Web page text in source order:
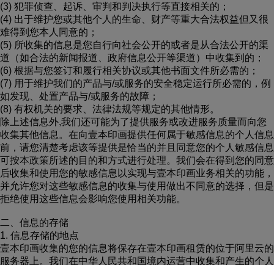
(3) 犯罪侦查、起诉、审判和判决执行等直接相关的；
(4) 出于维护您或其他个人的生命、财产等重大合法权益但又很
难得到您本人同意的；
(5) 所收集的信息是您自行向社会公开的或者是从合法公开的渠
道（如合法的新闻报道、政府信息公开等渠道）中收集到的；
(6) 根据与您签订和履行相关协议或其他书面文件所必需的；
(7) 用于维护我们的产品与/或服务的安全稳定运行所必需的，例
如发现、处置产品与/或服务的故障；
(8) 有权机关的要求、法律法规等规定的其他情形。
除上述信息外,我们还可能为了提供服务或改进服务质量而向您
收集其他信息。在向壹本印画提供任何属于敏感信息的个人信息
前，请您清楚考虑该等提供是恰当的并且同意您的个人敏感信息
可按本政策所述的目的和方式进行处理。我们会在得到您的同意
后收集和使用您的敏感信息以实现与壹本印画业务相关的功能，
并允许您对这些敏感信息的收集与使用做出不同意的选择，但是
拒绝使用这些信息会影响您使用相关功能。
二、信息的存储
1. 信息存储的地点
壹本印画收集的您的信息将保存在壹本印画租赁的位于阿里云的
服务器上。我们在中华人民共和国境内运营中收集和产生的个人